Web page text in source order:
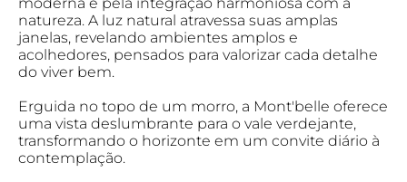
natureza. A luz natural atravessa suas amplas
janelas, revelando ambientes amplos e
acolhedores, pensados para valorizar cada detalhe
do viver bem.
Erguida no topo de um morro, a Mont'belle oferece
uma vista deslumbrante para o vale verdejante,
transformando o horizonte em um convite diário à
contemplação.